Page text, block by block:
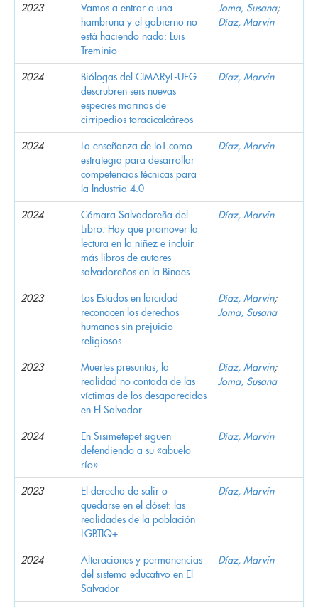
2023
Vamos a entrar a una
hambruna y el gobierno no
está haciendo nada: Luis
Treminio
Joma, Susana;
Díaz, Marvin
2024
Biólogas del CIMARyL-UFG
descrubren seis nuevas
especies marinas de
cirripedios toracicalcáreos
Díaz, Marvin
2024
La enseñanza de IoT como
estrategia para desarrollar
competencias técnicas para
la Industria 4.0
Díaz, Marvin
2024
Cámara Salvadoreña del
Libro: Hay que promover la
lectura en la niñez e incluir
más libros de autores
salvadoreños en la Binaes
Díaz, Marvin
2023
Los Estados en laicidad
reconocen los derechos
humanos sin prejuicio
religiosos
Díaz, Marvin;
Joma, Susana
2023
Muertes presuntas, la
realidad no contada de las
víctimas de los desaparecidos
en El Salvador
Díaz, Marvin;
Joma, Susana
2024
En Sisimetepet siguen
defendiendo a su «abuelo
río»
Díaz, Marvin
2023
El derecho de salir o
quedarse en el clóset: las
realidades de la población
LGBTIQ+
Díaz, Marvin
2024
Alteraciones y permanencias
del sistema educativo en El
Salvador
Díaz, Marvin